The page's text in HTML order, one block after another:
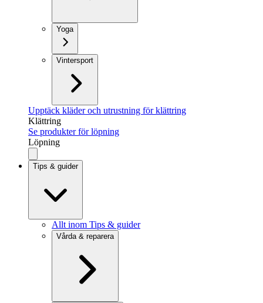
Yoga
Vintersport
Upptäck kläder och utrustning för klättring
Klättring
Se produkter för löpning
Löpning
Tips & guider
Allt inom Tips & guider
Vårda & reparera